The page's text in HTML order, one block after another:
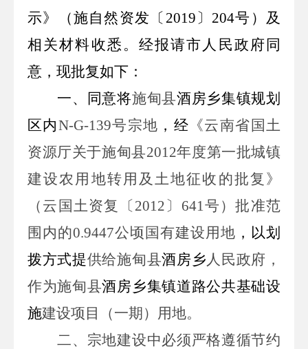
示》（施自然资发〔 2019 〕 204号）及
相关材料收悉。经报请市人民政府同
意，现批复如下：
一、同意将施甸县酒房乡集镇规划
区内N-G-139号宗地 ，经 《云南省国土
资源厅关于施甸县2012年度第一批城镇
建设农用地转用及土地征收的批复》
（云国土资复〔 2012 〕 641号）批准范
围内的0.9447公顷 国有建设用地 ，以划
拨方式提供给施甸县酒房乡人民政府 ，
作为施甸县酒房乡集镇道路公共基础设
施建设项目（一期） 用地。
二、宗地建设中必须严格遵循节约